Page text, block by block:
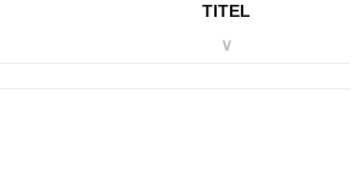
TITEL
∨